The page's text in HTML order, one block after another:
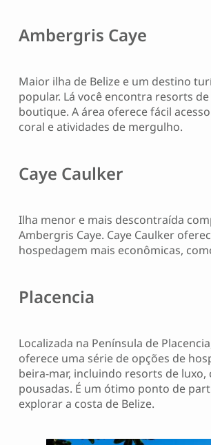
Ambergris Caye
Maior ilha de Belize e um destino
popular. Lá você encontra resorts
boutique. A área oferece fácil
coral e atividades de mergulho.
Caye Caulker
Ilha menor e mais descontraída
Ambergris Caye. Caye Caulker
hospedagem mais econômicas,
Placencia
Localizada na Península de
oferece uma série de opções de
beira-mar, incluindo resorts de luxo,
pousadas. É um ótimo ponto de
explorar a costa de Belize.